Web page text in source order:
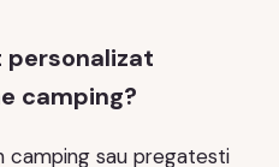
personalizat
camping?
camping sau pregatesti